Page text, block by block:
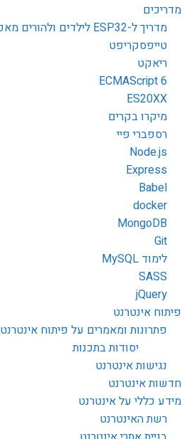
מדריכים
מדריך ל-ESP32 לילדים ולהורים מאפס
טייפסקריפט
ריאקט
ECMAScript 6
ES20XX
מיקרו בקרים
רספברי פיי
Node.js
Express
Babel
docker
MongoDB
Git
לימוד MySQL
SASS
jQuery
פיתוח אינטרנט
פתרונות ומאמרים על פיתוח אינטרנט
יסודות בתכנות
נגישות אינטרנט
חדשות אינטרנט
מידע כללי על אינטרנט
רשת האינטרנט